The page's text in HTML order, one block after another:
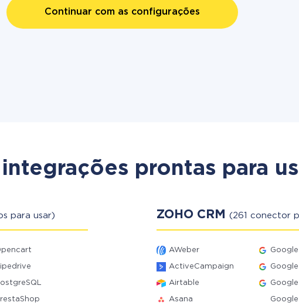
Continuar com as configurações
prontas para
para usar) ZOHO CRM (261 conector
AWeber
ActiveCampaign
Airtable
Asana